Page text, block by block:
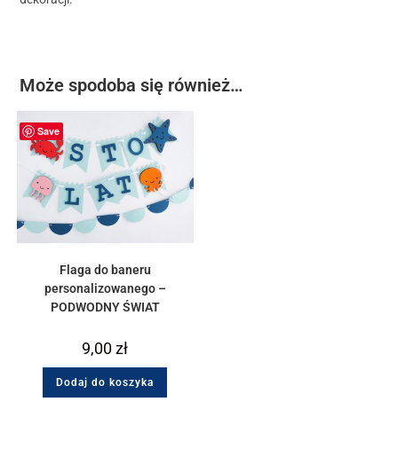
Może spodoba się również…
Save
Flaga do baneru
personalizowanego –
PODWODNY ŚWIAT
9,00zł
Dodaj do koszyka